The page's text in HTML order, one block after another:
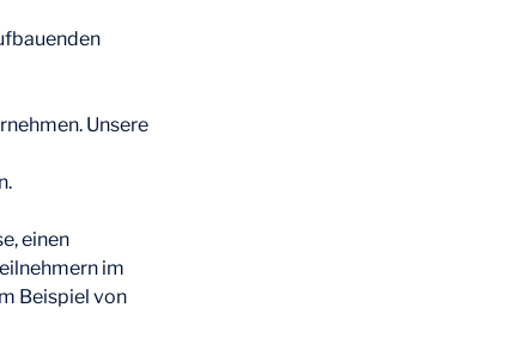
Unsere
einen
im
Beispiel von